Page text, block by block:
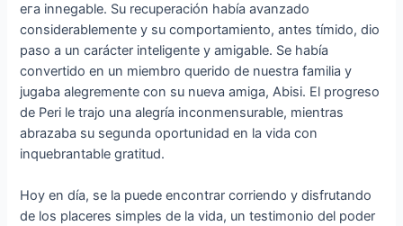
eга innegable. Su recuperación había avanzado
considerablemente y su comportamiento, antes tímido, dio
paso a un carácter inteligente y amigable. Se había
convertido en un miembro querido de nuestra familia y
jugaba alegremente con su nueva amiga, Abisi. El progreso
de Peri le trajo una alegría inconmensurable, mientras
abrazaba su segunda oportunidad en la vida con
inquebrantable gratitud.
Hoy en día, se la puede encontrar corriendo y disfrutando
de los placeres simples de la vida, un testimonio del poder